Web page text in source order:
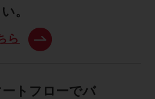
。
ら
トフローでバ